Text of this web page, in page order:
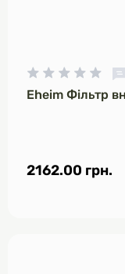
Eheim Фільтр
2162.00 грн.